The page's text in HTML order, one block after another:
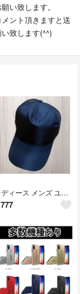
い致します。
ント頂きますと送
致します(^^)
レディース メンズ ユニセックス キャップ 帽子 メッシュ ブラック 黒 夏 春
777